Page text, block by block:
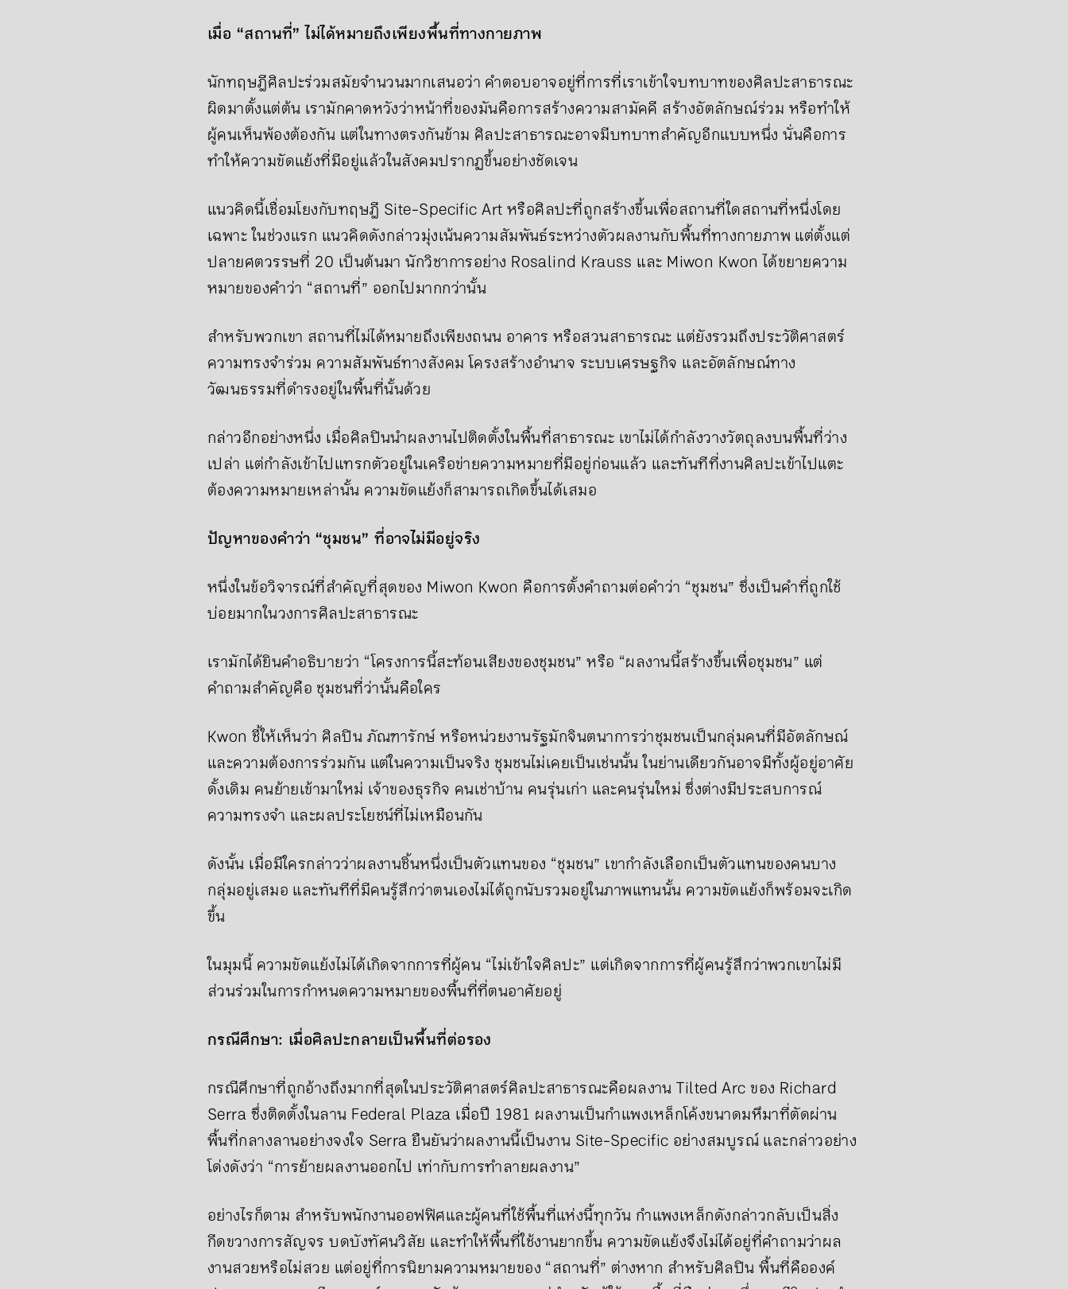
เมื่อ “สถานที่” ไม่ได้หมายถึงเพียงพื้นที่ทางกายภาพ
นักทฤษฎีศิลปะร่วมสมัยจำนวนมากเสนอว่า คำตอบอาจอยู่ที่การที่เราเข้าใจบทบาทของศิลปะสาธารณะ
ผิดมาตั้งแต่ต้น เรามักคาดหวังว่าหน้าที่ของมันคือการสร้างความสามัคคี สร้างอัตลักษณ์ร่วม หรือทำให้
ผู้คนเห็นพ้องต้องกัน แต่ในทางตรงกันข้าม ศิลปะสาธารณะอาจมีบทบาทสำคัญอีกแบบหนึ่ง นั่นคือการ
ทำให้ความขัดแย้งที่มีอยู่แล้วในสังคมปรากฏขึ้นอย่างชัดเจน
แนวคิดนี้เชื่อมโยงกับทฤษฎี Site-Specific Art หรือศิลปะที่ถูกสร้างขึ้นเพื่อสถานที่ใดสถานที่หนึ่งโดย
เฉพาะ ในช่วงแรก แนวคิดดังกล่าวมุ่งเน้นความสัมพันธ์ระหว่างตัวผลงานกับพื้นที่ทางกายภาพ แต่ตั้งแต่
ปลายศตวรรษที่ 20 เป็นต้นมา นักวิชาการอย่าง Rosalind Krauss และ Miwon Kwon ได้ขยายความ
หมายของคำว่า “สถานที่” ออกไปมากกว่านั้น
สำหรับพวกเขา สถานที่ไม่ได้หมายถึงเพียงถนน อาคาร หรือสวนสาธารณะ แต่ยังรวมถึงประวัติศาสตร์
ความทรงจำร่วม ความสัมพันธ์ทางสังคม โครงสร้างอำนาจ ระบบเศรษฐกิจ และอัตลักษณ์ทาง
วัฒนธรรมที่ดำรงอยู่ในพื้นที่นั้นด้วย
กล่าวอีกอย่างหนึ่ง เมื่อศิลปินนำผลงานไปติดตั้งในพื้นที่สาธารณะ เขาไม่ได้กำลังวางวัตถุลงบนพื้นที่ว่าง
เปล่า แต่กำลังเข้าไปแทรกตัวอยู่ในเครือข่ายความหมายที่มีอยู่ก่อนแล้ว และทันทีที่งานศิลปะเข้าไปแตะ
ต้องความหมายเหล่านั้น ความขัดแย้งก็สามารถเกิดขึ้นได้เสมอ
ปัญหาของคำว่า “ชุมชน” ที่อาจไม่มีอยู่จริง
หนึ่งในข้อวิจารณ์ที่สำคัญที่สุดของ Miwon Kwon คือการตั้งคำถามต่อคำว่า “ชุมชน” ซึ่งเป็นคำที่ถูกใช้
บ่อยมากในวงการศิลปะสาธารณะ
เรามักได้ยินคำอธิบายว่า “โครงการนี้สะท้อนเสียงของชุมชน” หรือ “ผลงานนี้สร้างขึ้นเพื่อชุมชน” แต่
คำถามสำคัญคือ ชุมชนที่ว่านั้นคือใคร
Kwon ชี้ให้เห็นว่า ศิลปิน ภัณฑารักษ์ หรือหน่วยงานรัฐมักจินตนาการว่าชุมชนเป็นกลุ่มคนที่มีอัตลักษณ์
และความต้องการร่วมกัน แต่ในความเป็นจริง ชุมชนไม่เคยเป็นเช่นนั้น ในย่านเดียวกันอาจมีทั้งผู้อยู่อาศัย
ดั้งเดิม คนย้ายเข้ามาใหม่ เจ้าของธุรกิจ คนเช่าบ้าน คนรุ่นเก่า และคนรุ่นใหม่ ซึ่งต่างมีประสบการณ์
ความทรงจำ และผลประโยชน์ที่ไม่เหมือนกัน
ดังนั้น เมื่อมีใครกล่าวว่าผลงานชิ้นหนึ่งเป็นตัวแทนของ “ชุมชน” เขากำลังเลือกเป็นตัวแทนของคนบาง
กลุ่มอยู่เสมอ และทันทีที่มีคนรู้สึกว่าตนเองไม่ได้ถูกนับรวมอยู่ในภาพแทนนั้น ความขัดแย้งก็พร้อมจะเกิด
ขึ้น
ในมุมนี้ ความขัดแย้งไม่ได้เกิดจากการที่ผู้คน “ไม่เข้าใจศิลปะ” แต่เกิดจากการที่ผู้คนรู้สึกว่าพวกเขาไม่มี
ส่วนร่วมในการกำหนดความหมายของพื้นที่ที่ตนอาศัยอยู่
กรณีศึกษา: เมื่อศิลปะกลายเป็นพื้นที่ต่อรอง
กรณีศึกษาที่ถูกอ้างถึงมากที่สุดในประวัติศาสตร์ศิลปะสาธารณะคือผลงาน Tilted Arc ของ Richard
Serra ซึ่งติดตั้งในลาน Federal Plaza เมื่อปี 1981 ผลงานเป็นกำแพงเหล็กโค้งขนาดมหึมาที่ตัดผ่าน
พื้นที่กลางลานอย่างจงใจ Serra ยืนยันว่าผลงานนี้เป็นงาน Site-Specific อย่างสมบูรณ์ และกล่าวอย่าง
โด่งดังว่า “การย้ายผลงานออกไป เท่ากับการทำลายผลงาน”
อย่างไรก็ตาม สำหรับพนักงานออฟฟิศและผู้คนที่ใช้พื้นที่แห่งนี้ทุกวัน กำแพงเหล็กดังกล่าวกลับเป็นสิ่ง
กีดขวางการสัญจร บดบังทัศนวิสัย และทำให้พื้นที่ใช้งานยากขึ้น ความขัดแย้งจึงไม่ได้อยู่ที่คำถามว่าผล
งานสวยหรือไม่สวย แต่อยู่ที่การนิยามความหมายของ “สถานที่” ต่างหาก สำหรับศิลปิน พื้นที่คือองค์